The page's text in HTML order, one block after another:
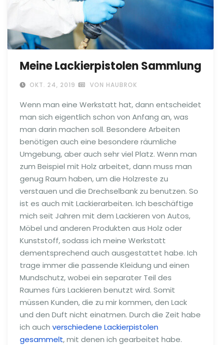
Meine Lackierpistolen Sammlung
OKT. 24, 2019 VON HAUBROK
Wenn man eine Werkstatt hat, dann entscheidet
man sich eigentlich schon von Anfang an, was
man darin machen soll. Besondere Arbeiten
benötigen auch eine besondere räumliche
Umgebung, aber auch sehr viel Platz. Wenn man
zum Beispiel mit Holz arbeitet, dann muss man
genug Raum haben, um die Holzreste zu
verstauen und die Drechselbank zu benutzen. So
ist es auch mit Lackierarbeiten. Ich beschäftige
mich seit Jahren mit dem Lackieren von Autos,
Möbel und anderen Produkten aus Holz oder
Kunststoff, sodass ich meine Werkstatt
dementsprechend auch ausgestattet habe. Ich
trage immer die passende Kleidung und einen
Mundschutz, wobei ein separater Teil des
Raumes fürs Lackieren benutzt wird. Somit
müssen Kunden, die zu mir kommen, den Lack
und den Duft nicht einatmen. Durch die Zeit habe
ich auch verschiedene Lackierpistolen
gesammelt, mit denen ich gearbeitet habe.